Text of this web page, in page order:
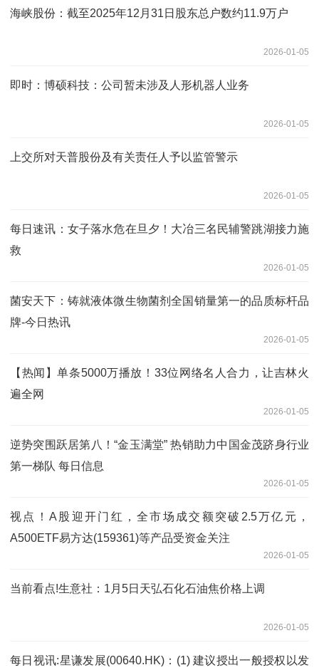
海峡股份：截至2025年12月31日股东总户数约11.9万户
2026-01-05
即时：博硕科技：公司暂未涉及人形机器人业务
2026-01-05
上交所对天普股份及有关责任人予以监管警示
2026-01-05
每日速讯：女子落水危在旦夕！大冶三名民辅警跳湖接力施
救
2026-01-05
菌安天下：铸就液体微生物菌剂全国销量第一的品质标杆品
牌-今日热讯
2026-01-05
【热闻】单条5000万播放！33位网络名人合力，让吉林火
遍全网
2026-01-05
逆势突围跃居第八！“金玉满堂” 热销助力中国金茂跻身行业
第一梯队 每日信息
2026-01-05
视点！A股迎开门红，全市场成交额突破2.5万亿元，
A500ETF易方达(159361)等产品受资金关注
2026-01-05
当前看点!生意社：1月5日天弘石化石油焦价格上调
2026-01-05
每日视讯:星谦发展(00640.HK)：(1) 建议授出一般授权以发